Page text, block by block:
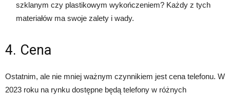
szklanym czy plastikowym wykończeniem? Każdy z tych
materiałów ma swoje zalety i wady.
4. Cena
Ostatnim, ale nie mniej ważnym czynnikiem jest cena telefonu. W
2023 roku na rynku dostępne będą telefony w różnych